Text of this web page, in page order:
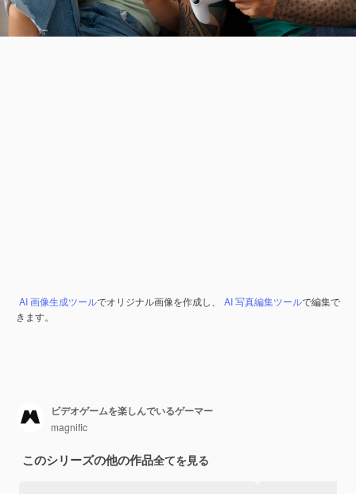
AI 画像生成ツールでオリジナル画像を作成し、 AI 写真編集ツールで編集で
きます。
ビデオゲームを楽しんでいるゲーマー
magnific
このシリーズの他の作品全てを見る